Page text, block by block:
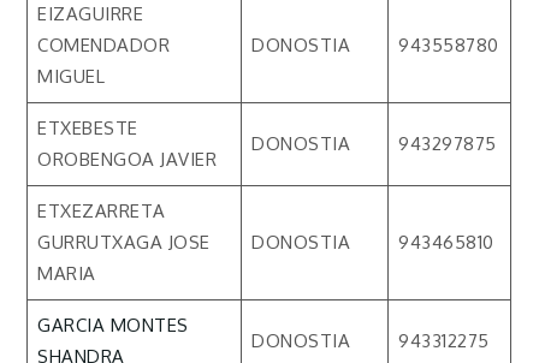
EIZAGUIRRE
COMENDADOR
MIGUEL
DONOSTIA 943558780
ETXEBESTE
OROBENGOA JAVIER
DONOSTIA 943297875
ETXEZARRETA
GURRUTXAGA JOSE
MARIA
DONOSTIA 943465810
GARCIA MONTES
SHANDRA
DONOSTIA 943312275